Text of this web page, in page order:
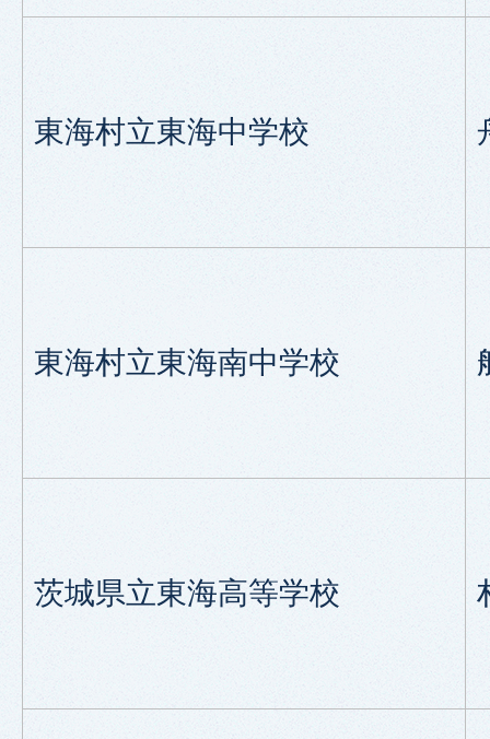
東海村立東海中学校
東海村立東海南中学校
茨城県立東海高等学校